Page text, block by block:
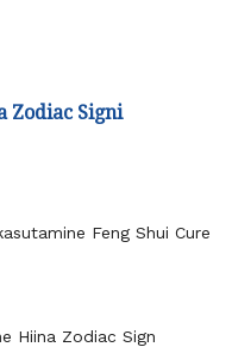
Zodiac Signi
Feng Shui Cure
Hiina Zodiac Sign